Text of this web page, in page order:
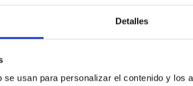
Detalles
usan para personalizar el contenido y los